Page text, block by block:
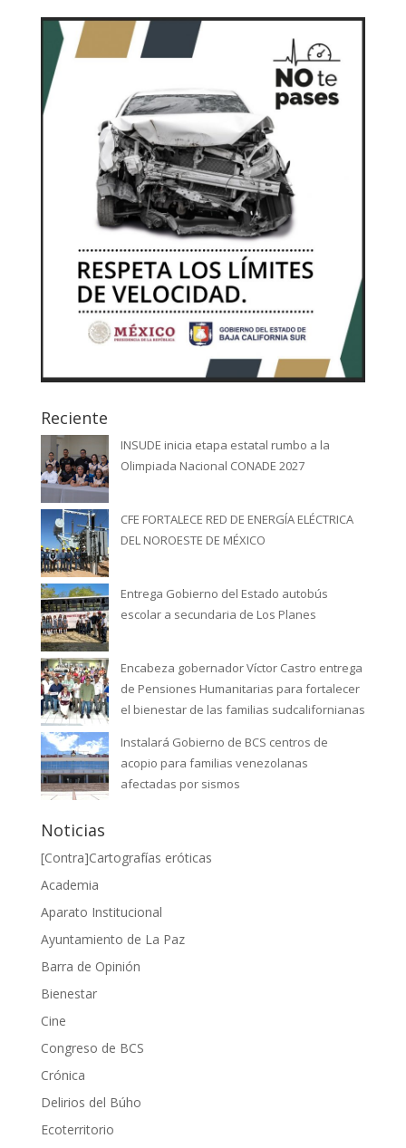
Reciente
INSUDE inicia etapa estatal rumbo a la
Olimpiada Nacional CONADE 2027
CFE FORTALECE RED DE ENERGÍA ELÉCTRICA
DEL NOROESTE DE MÉXICO
Entrega Gobierno del Estado autobús
escolar a secundaria de Los Planes
Encabeza gobernador Víctor Castro entrega
de Pensiones Humanitarias para fortalecer
el bienestar de las familias sudcalifornianas
Instalará Gobierno de BCS centros de
acopio para familias venezolanas
afectadas por sismos
Noticias
[Contra]Cartografías eróticas
Academia
Aparato Institucional
Ayuntamiento de La Paz
Barra de Opinión
Bienestar
Cine
Congreso de BCS
Crónica
Delirios del Búho
Ecoterritorio